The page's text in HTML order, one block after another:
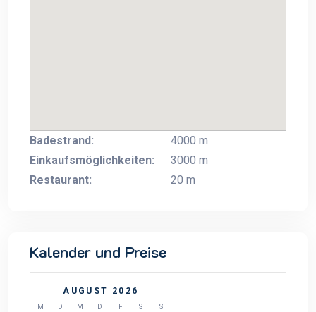
Badestrand:
4000 m
Einkaufsmöglichkeiten:
3000 m
Restaurant:
20 m
Kalender und Preise
AUGUST 2026
M D M D F S
S